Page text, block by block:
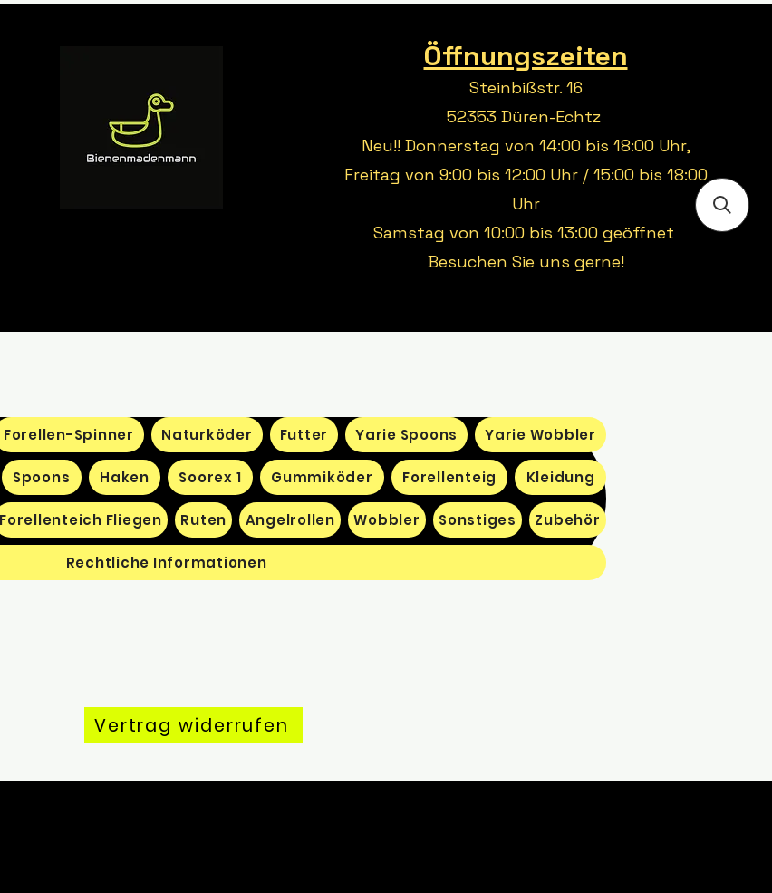
Öffnungszeiten
Steinbißstr. 16
52353 Düren-Echtz
Neu!! Donnerstag von 14:00 bis 18:00 Uhr,
Freitag von 9:00 bis 12:00 Uhr / 15:00 bis 18:00
Uhr
Samstag von 10:00 bis 13:00 geöffnet
Besuchen Sie uns gerne!
Forellen-Spinner Naturköder Futter Yarie Spoons Yarie Wobbler
Spoons Haken Soorex 1 Gummiköder Forellenteig Kleidung
Forellenteich Fliegen Ruten Angelrollen Wobbler Sonstiges Zubehör
Rechtliche Informationen
Vertrag widerrufen